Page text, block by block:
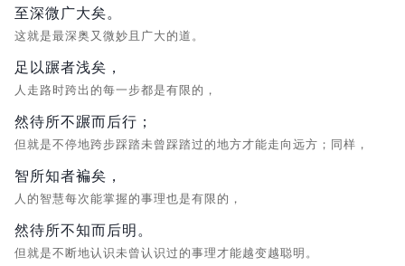
至深微广大矣。
这就是最深奥又微妙且广大的道。
足以蹍者浅矣，
人走路时跨出的每一步都是有限的，
然待所不蹍而后行；
但就是不停地跨步踩踏未曾踩踏过的地方才能走向远方；同样，
智所知者褊矣，
人的智慧每次能掌握的事理也是有限的，
然待所不知而后明。
但就是不断地认识未曾认识过的事理才能越变越聪明。